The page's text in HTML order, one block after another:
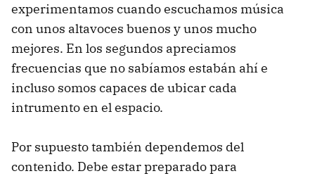
experimentamos cuando escuchamos música
con unos altavoces buenos y unos mucho
mejores. En los segundos apreciamos
frecuencias que no sabíamos estabán ahí e
incluso somos capaces de ubicar cada
intrumento en el espacio.
Por supuesto también dependemos del
contenido. Debe estar preparado para